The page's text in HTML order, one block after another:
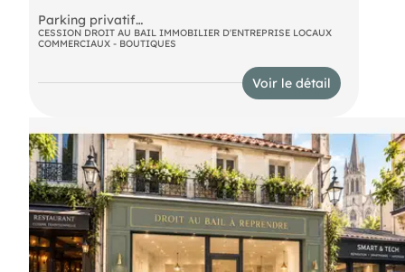
Parking privatif
Aménagement récent
La surface disponible est de 408 m² dans un
ensemble faisant l'objet d'une sous location.
Consultez nous pour plus de détails.
CESSION DROIT AU BAIL IMMOBILIER D'ENTREPRISE LOCAUX
COMMERCIAUX - BOUTIQUES
Voir le détail